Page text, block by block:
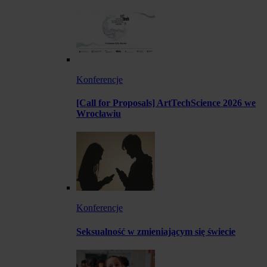
Konferencje
[Call for Proposals] ArtTechScience 2026 we
Wrocławiu
Konferencje
Seksualność w zmieniającym się świecie